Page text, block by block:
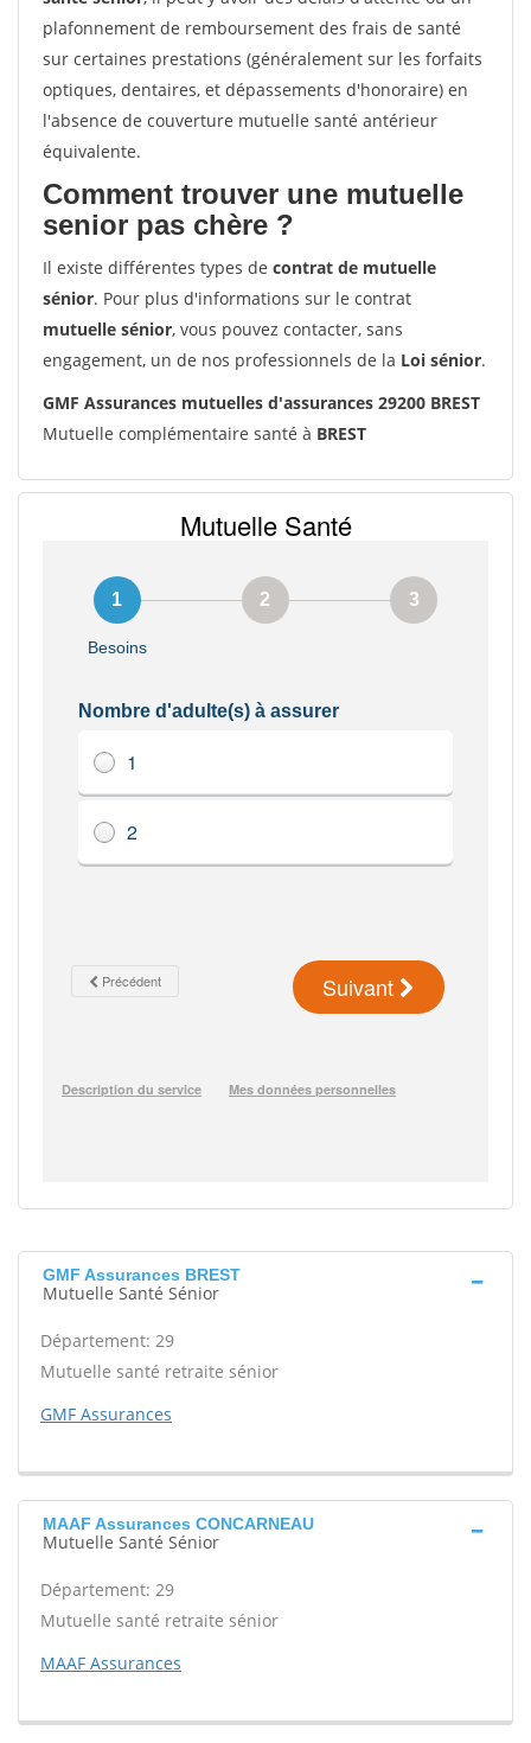
plafonnement de remboursement des frais de santé
sur certaines prestations (généralement sur les forfaits
optiques, dentaires, et dépassements d'honoraire) en
l'absence de couverture mutuelle santé antérieur
équivalente.
Comment trouver une mutuelle
senior pas chère ?
Il existe différentes types de contrat de mutuelle
sénior. Pour plus d'informations sur le contrat
mutuelle sénior, vous pouvez contacter, sans
engagement, un de nos professionnels de la Loi sénior.
GMF Assurances mutuelles d'assurances 29200 BREST
Mutuelle complémentaire santé à BREST
GMF Assurances BREST
Mutuelle Santé Sénior
Département: 29
Mutuelle santé retraite sénior
GMF Assurances
MAAF Assurances CONCARNEAU
Mutuelle Santé Sénior
Département: 29
Mutuelle santé retraite sénior
MAAF Assurances